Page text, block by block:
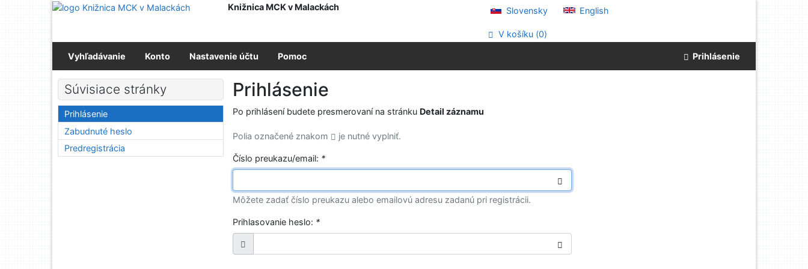
Prejsť na obsah
Knižnica MCK v Malackách Slovensky English
V košíku (0)
Vyhľadávanie Konto Nastavenie účtu Pomoc Prihlásenie
Prihlásenie
Po prihlásení budete presmerovaní na stránku Detail záznamu
Polia označené znakom je nutné vyplniť.
Číslo preukazu/email: *
Môžete zadať číslo preukazu alebo emailovú adresu zadanú pri registrácii.
Prihlasovanie heslo: *
Súvisiace stránky
Prihlásenie
Zabudnuté heslo
Predregistrácia